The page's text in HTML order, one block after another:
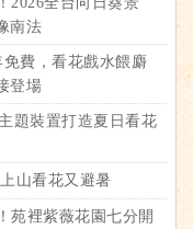
南法
費，看花戲水餵麝
登場
題裝置打造夏日看花
山看花又避暑
苑裡紫薇花園七分開